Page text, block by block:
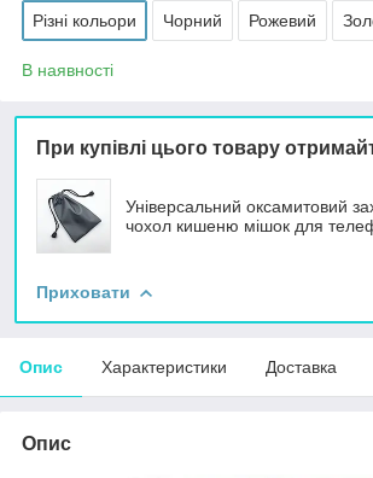
Різні кольори Чорний Рожевий
В наявності
При купівлі цього товару
Універсальний оксамитовий
чохол кишеню мішок для
Приховати
Опис Характеристики Доставка
Опис